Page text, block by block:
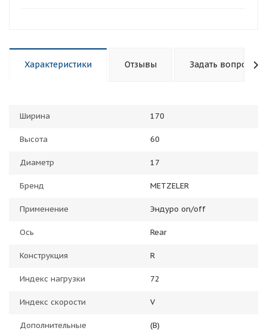
Характеристики Отзывы Задать вопрос
Ширина 170
Высота 60
Диаметр 17
Бренд METZELER
Применение Эндуро on/off
Ось Rear
Конструкция R
Индекс нагрузки 72
Индекс скорости V
Дополнительные
(B)